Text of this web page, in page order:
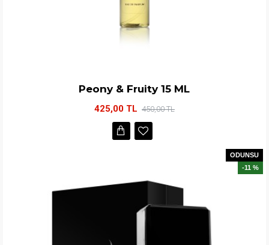
Peony & Fruity 15 ML
425,00 TL 450,00 TL
ODUNSU
-11 %